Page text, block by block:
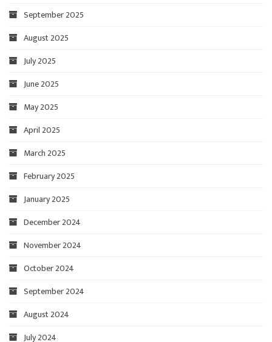
September 2025
August 2025
July 2025
June 2025
May 2025
April 2025
March 2025
February 2025
January 2025
December 2024
November 2024
October 2024
September 2024
August 2024
July 2024